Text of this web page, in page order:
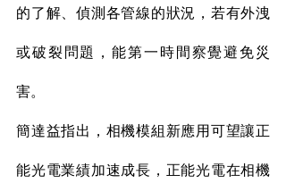
的了解、偵測各管線的狀況，若有外洩
或破裂問題，能第一時間察覺避免災
害。
簡達益指出，相機模組新應用可望讓正
能光電業績加速成長，正能光電在相機